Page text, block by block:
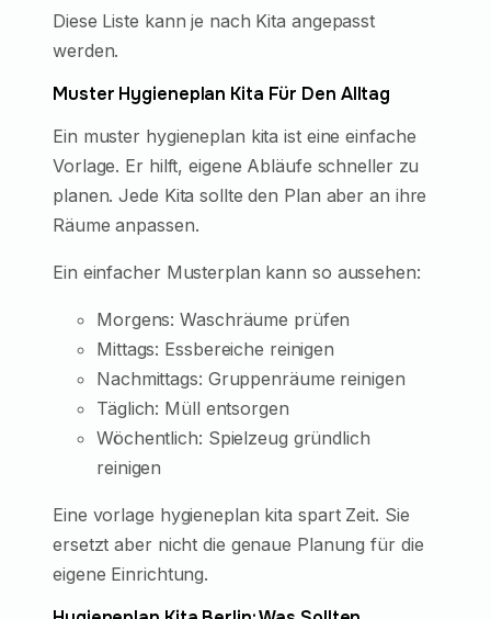
Diese Liste kann je nach Kita angepasst
werden.
Muster Hygieneplan Kita Für Den Alltag
Ein muster hygieneplan kita ist eine einfache
Vorlage. Er hilft, eigene Abläufe schneller zu
planen. Jede Kita sollte den Plan aber an ihre
Räume anpassen.
Ein einfacher Musterplan kann so aussehen:
Morgens: Waschräume prüfen
Mittags: Essbereiche reinigen
Nachmittags: Gruppenräume reinigen
Täglich: Müll entsorgen
Wöchentlich: Spielzeug gründlich
reinigen
Eine vorlage hygieneplan kita spart Zeit. Sie
ersetzt aber nicht die genaue Planung für die
eigene Einrichtung.